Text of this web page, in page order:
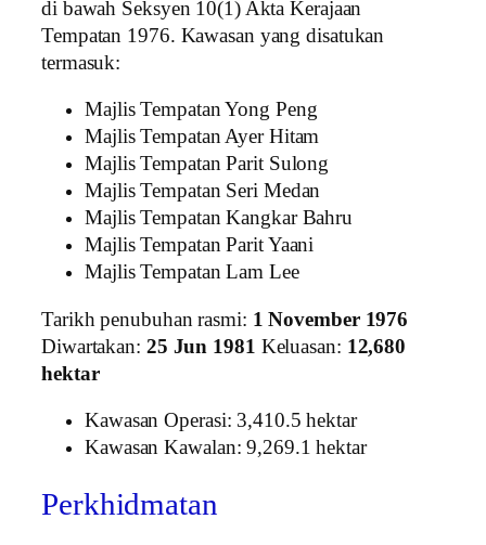
di bawah Seksyen 10(1) Akta Kerajaan
Tempatan 1976. Kawasan yang disatukan
termasuk:
Majlis Tempatan Yong Peng
Majlis Tempatan Ayer Hitam
Majlis Tempatan Parit Sulong
Majlis Tempatan Seri Medan
Majlis Tempatan Kangkar Bahru
Majlis Tempatan Parit Yaani
Majlis Tempatan Lam Lee
Tarikh penubuhan rasmi: 1 November 1976
Diwartakan: 25 Jun 1981 Keluasan: 12,680
hektar
Kawasan Operasi: 3,410.5 hektar
Kawasan Kawalan: 9,269.1 hektar
Perkhidmatan